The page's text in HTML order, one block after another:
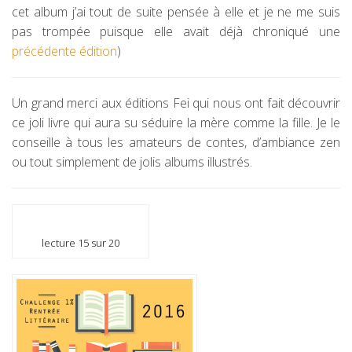
cet album j’ai tout de suite pensée à elle et je ne me suis
pas trompée puisque elle avait déjà chroniqué une
précédente édition)
Un grand merci aux éditions Fei qui nous ont fait découvrir
ce joli livre qui aura su séduire la mère comme la fille. Je le
conseille à tous les amateurs de contes, d’ambiance zen
ou tout simplement de jolis albums illustrés.
lecture 15 sur 20